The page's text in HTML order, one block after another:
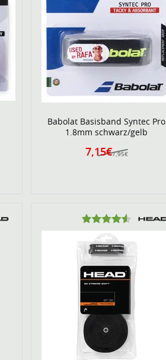
Babolat Basisband Syntec Pro
1.8mm schwarz/gelb
7,95€
7,15€